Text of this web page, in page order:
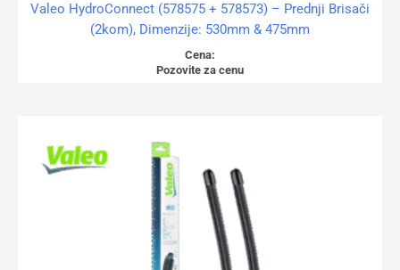
Valeo HydroConnect (578575 + 578573) – Prednji Brisači
(2kom), Dimenzije: 530mm & 475mm
Cena:
Pozovite za cenu